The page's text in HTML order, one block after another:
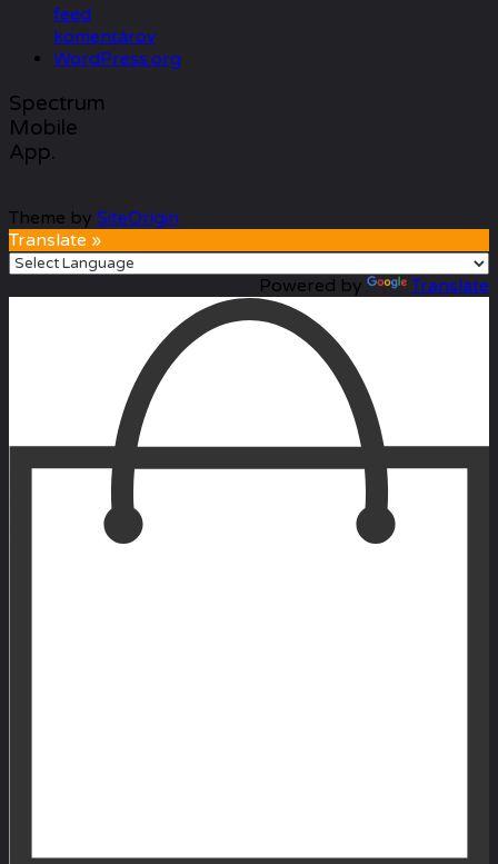
feed
komentárov
WordPress.org
Spectrum
Mobile
App.
Theme by SiteOrigin
Translate »
Powered by Translate